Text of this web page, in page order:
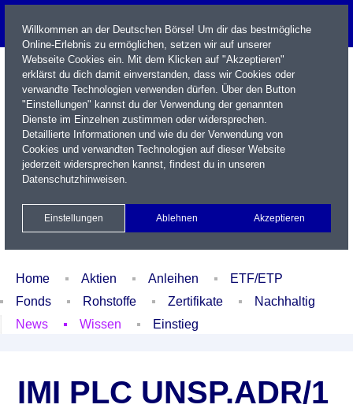
Name / WKN / ISIN / Kürzel
Xetra Realtime
Watchlist Portfolio Login
Home Aktien Anleihen
ETF/ETP
Fonds
Rohstoffe Zertifikate
Nachhaltig
News
Wissen Einstieg
IMI PLC UNSP.ADR/1
Willkommen an der Deutschen Börse! Um dir das bestmögliche
Online-Erlebnis zu ermöglichen, setzen wir auf unserer
Webseite Cookies ein. Mit dem Klicken auf "Akzeptieren"
erklärst du dich damit einverstanden, dass wir Cookies oder
verwandte Technologien verwenden dürfen. Über den Button
"Einstellungen" kannst du der Verwendung der genannten
Dienste im Einzelnen zustimmen oder widersprechen.
Detaillierte Informationen und wie du der Verwendung von
Cookies und verwandten Technologien auf dieser Website
jederzeit widersprechen kannst, findest du in unseren
Datenschutzhinweisen.
Einstellungen Ablehnen Akzeptieren